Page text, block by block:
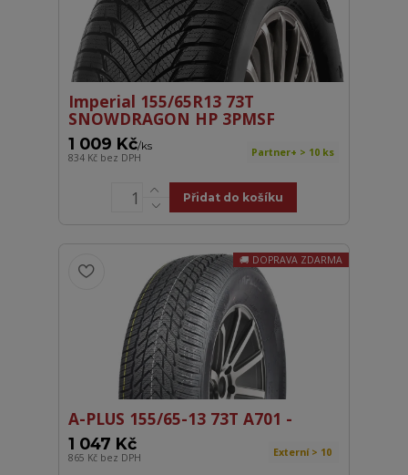
Imperial 155/65R13 73T
SNOWDRAGON HP 3PMSF
1 009 Kč/ks
834 Kč bez DPH Partner+ > 10 ks
Přidat do košíku
DOPRAVA ZDARMA
A-PLUS 155/65-13 73T A701 -
1 047 Kč
865 Kč bez DPH Externí > 10